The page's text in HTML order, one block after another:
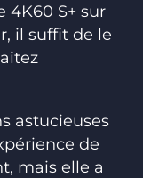
4K60 S+ sur
il suffit de le
astucieuses
de
mais elle a